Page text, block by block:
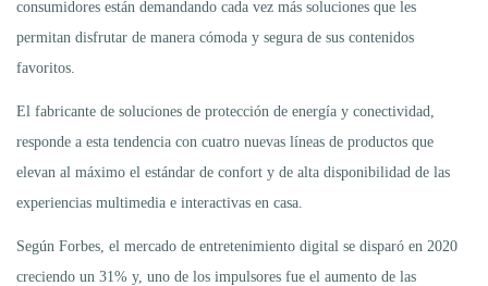
consumidores están demandando cada vez más soluciones que les
permitan disfrutar de manera cómoda y segura de sus contenidos
favoritos.
El fabricante de soluciones de protección de energía y conectividad,
responde a esta tendencia con cuatro nuevas líneas de productos que
elevan al máximo el estándar de confort y de alta disponibilidad de las
experiencias multimedia e interactivas en casa.
Según Forbes, el mercado de entretenimiento digital se disparó en 2020
creciendo un 31% y, uno de los impulsores fue el aumento de las